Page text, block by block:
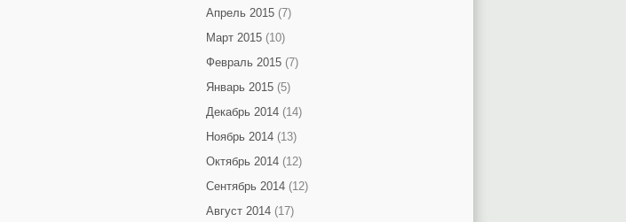
Апрель 2015(7)
Март 2015(10)
Февраль 2015(7)
Январь 2015(5)
Декабрь 2014(14)
Ноябрь 2014(13)
Октябрь 2014(12)
Сентябрь 2014(12)
Август 2014(17)